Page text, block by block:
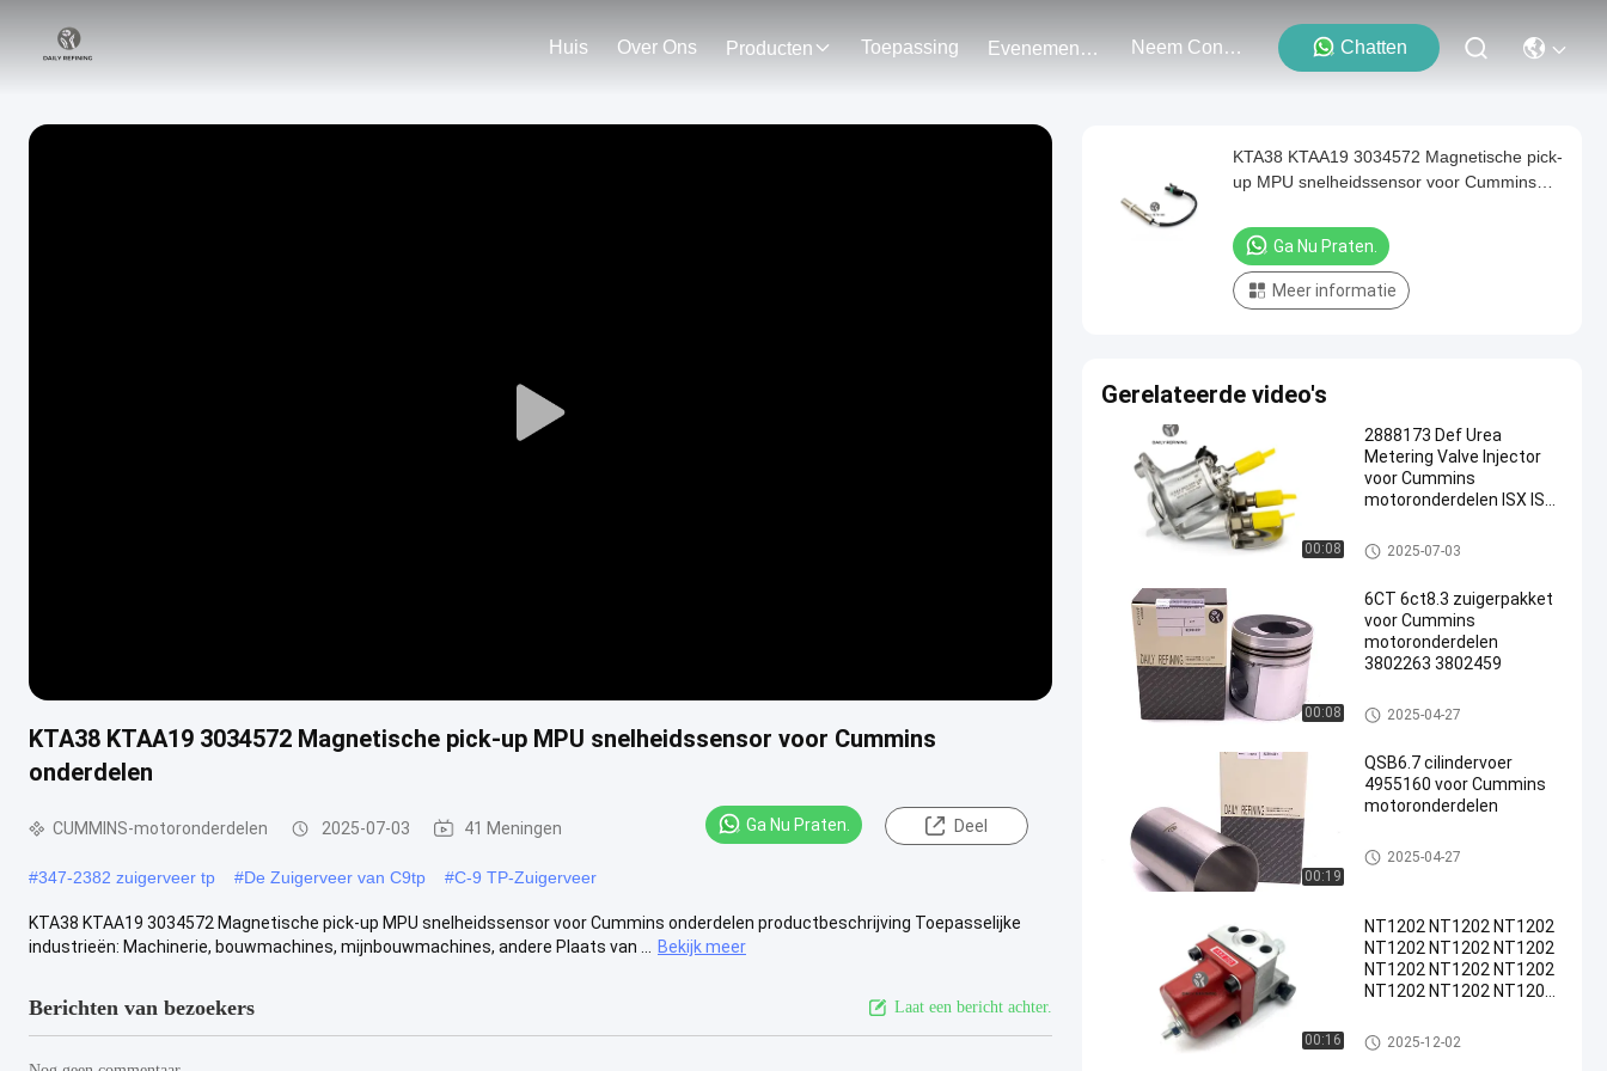
Huis Over Ons Producten Toepassing Evenementen Neem Contact Met Ons Op Chatten
Play
KTA38 KTAA19 3034572 Magnetische pick-up MPU snelheidssensor voor Cummins
onderdelen
CUMMINS-motoronderdelen 2025-07-03 41 Meningen Ga Nu Praten. Deel
#347-2382 zuigerveer tp #De Zuigerveer van C9tp #C-9 TP-Zuigerveer
KTA38 KTAA19 3034572 Magnetische pick-up MPU snelheidssensor voor Cummins onderdelen productbeschrijving Toepasselijke
industrieën: Machinerie, bouwmachines, mijnbouwmachines, andere Plaats van ...
Bekijk meer
Berichten van bezoekers Laat een bericht achter.
KTA38 KTAA19 3034572 Magnetische pick-
up MPU snelheidssensor voor Cummins
Ga Nu Praten.
Meer informatie
Gerelateerde video's
00:08
2888173 Def Urea
Metering Valve Injector
voor Cummins
motoronderdelen ISX ISC
CUMMINS-motoronderdelen
2025-07-03
00:08
6CT 6ct8.3 zuigerpakket
voor Cummins
motoronderdelen
3802263 3802459
CUMMINS-motoronderdelen
2025-04-27
00:19
QSB6.7 cilindervoer
4955160 voor Cummins
motoronderdelen
CUMMINS-motoronderdelen
2025-04-27
00:16
NT1202 NT1202 NT1202
NT1202 NT1202 NT1202
NT1202 NT1202 NT1202
NT1202 NT1202 NT1202
NT1204 NT1205 NT1205
NT1205 NT1205 NT1205
CUMMINS-motoronderdelen
2025-12-02